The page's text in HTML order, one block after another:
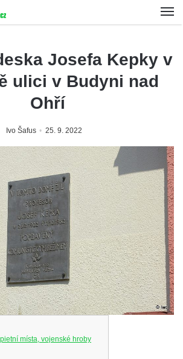
Josefa Kepky v
ulici v Budyni nad
Ohří
Ivo Šafus 25. 9. 2022
místa, vojenské hroby